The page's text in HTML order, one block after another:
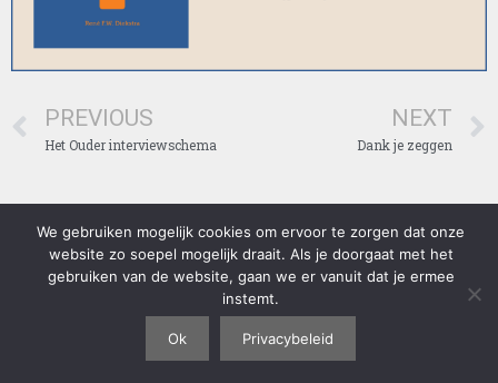
PREVIOUS
Het Ouder interviewschema
NEXT
Dank je zeggen
Lees voordat u gebruik maakt van onze website, ons privacybeleid
goed door: https://diekstra.nl/privacybeleid/ . Door gebruik te maken
van onze website, gaat u akkoord met ons privacybeleid. (C) 1970-
2018 Professor Dr. Rene Diekstra en andere rechthebbenden. Alle
rechten voorbehouden.
We gebruiken mogelijk cookies om ervoor te zorgen dat onze
website zo soepel mogelijk draait. Als je doorgaat met het
gebruiken van de website, gaan we er vanuit dat je ermee
instemt.
Ok Privacybeleid